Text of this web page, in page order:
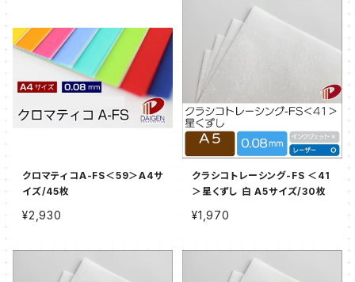
クロマティコA-FS＜59＞A4サ
イズ/45枚
¥2,930
クラシコトレーシング-FS ＜41
＞星くずし 白 A5サイズ/30枚
¥1,970